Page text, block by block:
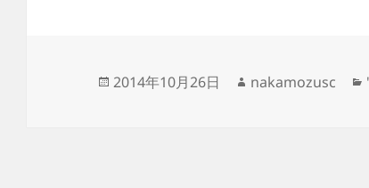
投
2014年10月26日
作
nakamozusc